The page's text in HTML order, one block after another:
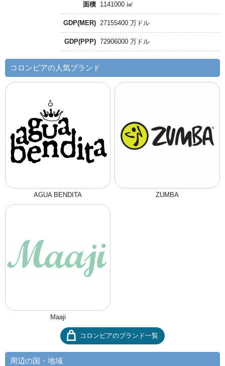
面積 1141000 ㎢
GDP(MER) 27155400 万ドル
GDP(PPP) 72906000 万ドル
コロンビアの人気ブランド
AGUA BENDITA ZUMBA
Maaji
コロンビアのブランド一覧
周辺の国・地域